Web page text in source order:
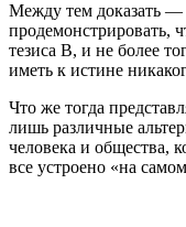
Между тем доказать —
продемонстрировать,
тезиса В, и не более
иметь к истине
Что же тогда
лишь различные
человека и общества,
все устроено «на